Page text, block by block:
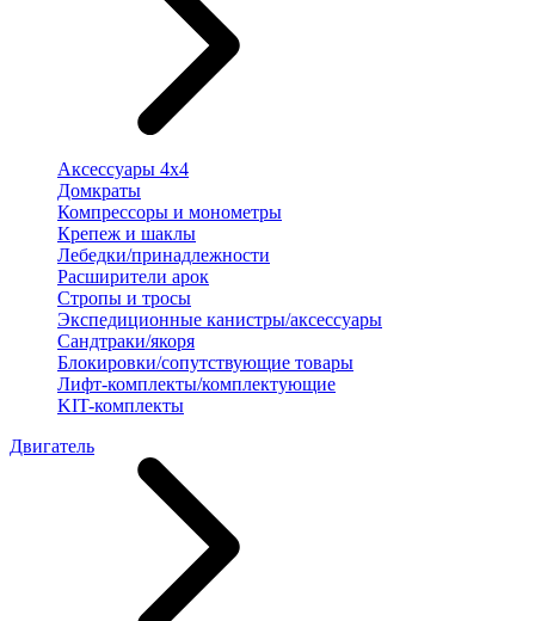
Аксессуары 4х4
Домкраты
Компрессоры и монометры
Крепеж и шаклы
Лебедки/принадлежности
Расширители арок
Стропы и тросы
Экспедиционные канистры/аксессуары
Сандтраки/якоря
Блокировки/сопутствующие товары
Лифт-комплекты/комплектующие
KIT-комплекты
Двигатель